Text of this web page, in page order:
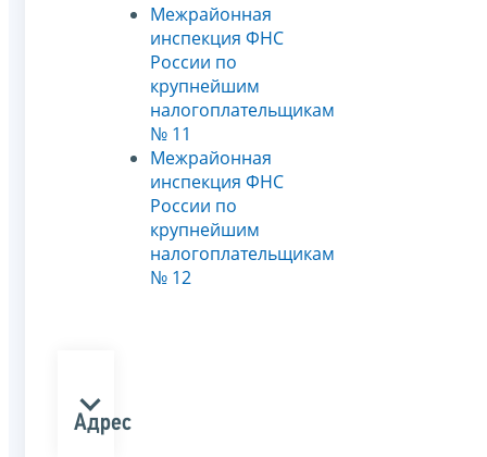
Межрайонная
инспекция ФНС
России по
крупнейшим
налогоплательщикам
№ 11
Межрайонная
инспекция ФНС
России по
крупнейшим
налогоплательщикам
№ 12
Адрес